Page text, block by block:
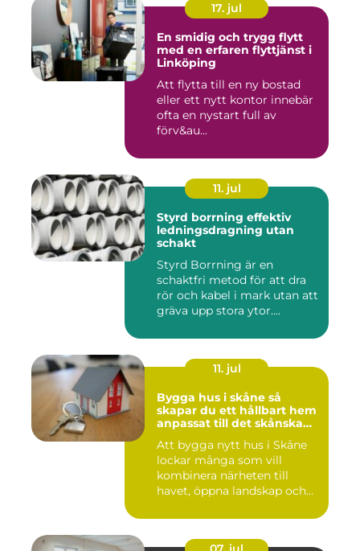
17. jul
En smidig och trygg flytt
med en erfaren flyttjänst i
Linköping
Att flytta till en ny bostad
eller ett nytt kontor innebär
ofta en nystart full av
förv&au...
11. jul
Styrd borrning effektiv
ledningsdragning utan
schakt
Styrd Borrning är en
schaktfri metod för att dra
rör och kabel i mark utan att
gräva upp stora ytor....
11. jul
Bygga hus i skåne så
skapar du ett hållbart hem
anpassat till det skånska
Att bygga nytt hus i Skåne
lockar många som vill
kombinera närheten till
havet, öppna landskap och